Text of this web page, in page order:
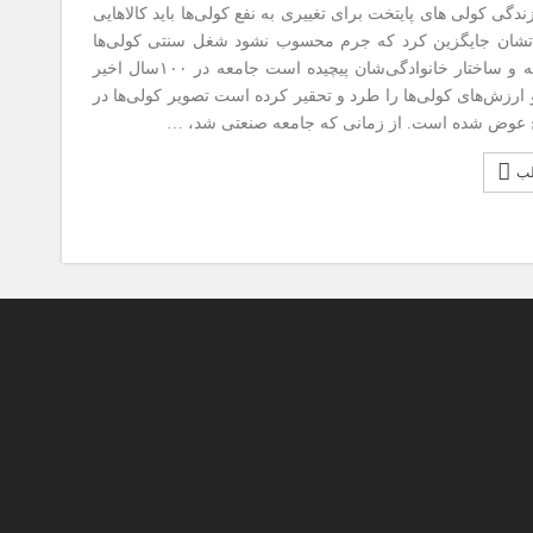
کولی های پایتخت برای تغییری به نفع کولی‌ها باید کالاهایی
جایگزین کرد که جرم محسوب نشود شغل سنتی کولی‌ها
از بین رفته و ساختار خانوادگی‌شان پیچیده است جامعه در ١٠٠‌سال اخیر
ارزش‌های کولی‌ها را طرد و تحقیر کرده است تصویر کولی‌ها در
عوض شده است. از زمانی که جامعه صنعتی شد، …